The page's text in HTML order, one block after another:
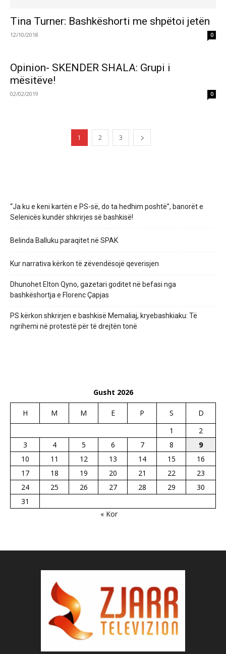
Tina Turner: Bashkëshorti me shpëtoi jetën
12/10/2018 0
Opinion- SKENDER SHALA: Grupi i
mësitëve!
02/02/2019 0
1 2 3
“Ja ku e keni kartën e PS-së, do ta hedhim poshtë”, banorët e
Selenicës kundër shkrirjes së bashkisë!
Belinda Balluku paraqitet në SPAK
Kur narrativa kërkon të zëvendësojë qeverisjen
Dhunohet Elton Qyno, gazetari goditet në befasi nga
bashkëshortja e Florenc Çapjas
PS kërkon shkrirjen e bashkisë Memaliaj, kryebashkiaku: Të
ngrihemi në protestë për të drejtën tonë
Gusht 2026
H M M E P S
D
1
2
3
4 5 6 7 8
9
10
11 12 13 14 15
16
17
18 19 20 21 22
23
24
25 26 27 28 29
30
31
« Kor